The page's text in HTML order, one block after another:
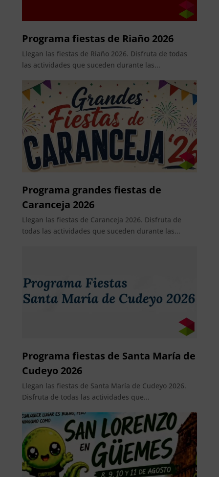
Programa fiestas de Riaño 2026
Llegan las fiestas de Riaño 2026. Disfruta de todas
las actividades que suceden durante las...
Programa grandes fiestas de
Caranceja 2026
Llegan las fiestas de Caranceja 2026. Disfruta de
todas las actividades que suceden durante las...
Programa fiestas de Santa María de
Cudeyo 2026
Llegan las fiestas de Santa María de Cudeyo 2026.
Disfruta de todas las actividades que...